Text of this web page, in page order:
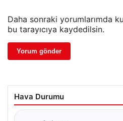
Daha sonraki yorumlarımda
bu tarayıcıya kaydedilsin.
Hava Durumu